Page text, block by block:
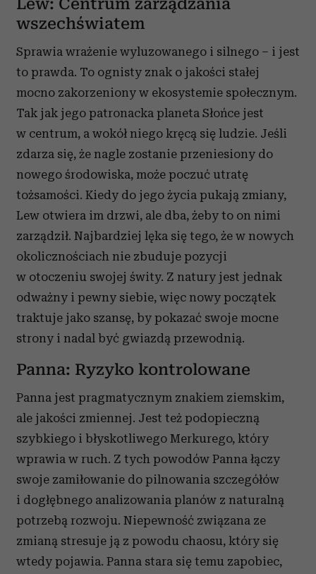
Lew: Centrum zarządzania
wszechświatem
Sprawia wrażenie wyluzowanego i silnego – i jest
to prawda. To ognisty znak o jakości stałej
mocno zakorzeniony w ekosystemie społecznym.
Tak jak jego patronacka planeta Słońce jest
w centrum, a wokół niego kręcą się ludzie. Jeśli
zdarza się, że nagle zostanie przeniesiony do
nowego środowiska, może poczuć utratę
tożsamości. Kiedy do jego życia pukają zmiany,
Lew otwiera im drzwi, ale dba, żeby to on nimi
zarządził. Najbardziej lęka się tego, że w nowych
okolicznościach nie zbuduje pozycji
w otoczeniu swojej świty. Z natury jest jednak
odważny i pewny siebie, więc nowy początek
traktuje jako szansę, by pokazać swoje mocne
strony i nadal być gwiazdą przewodnią.
Panna: Ryzyko kontrolowane
Panna jest pragmatycznym znakiem ziemskim,
ale jakości zmiennej. Jest też podopieczną
szybkiego i błyskotliwego Merkurego, który
wprawia w ruch. Z tych powodów Panna łączy
swoje zamiłowanie do pilnowania szczegółów
i dogłębnego analizowania planów z naturalną
potrzebą rozwoju. Niepewność związana ze
zmianą stresuje ją z powodu chaosu, który się
wtedy pojawia. Panna stara się temu zapobiec,